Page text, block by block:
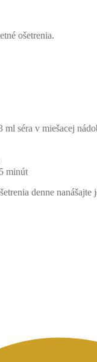
ošetrenia.
ml séra v miešacej
minút
denne nanášajte